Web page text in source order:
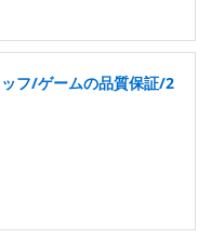
フ/ゲームの品質保証/2